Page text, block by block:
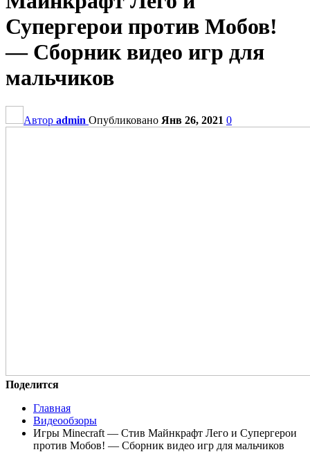
Супергерои против Мобов!
— Сборник видео игр для
мальчиков
Автор admin Опубликовано Янв 26, 2021 0
Поделится
Главная
Видеообзоры
Игры Minecraft — Стив Майнкрафт Лего и Супергерои
против Мобов! — Сборник видео игр для мальчиков